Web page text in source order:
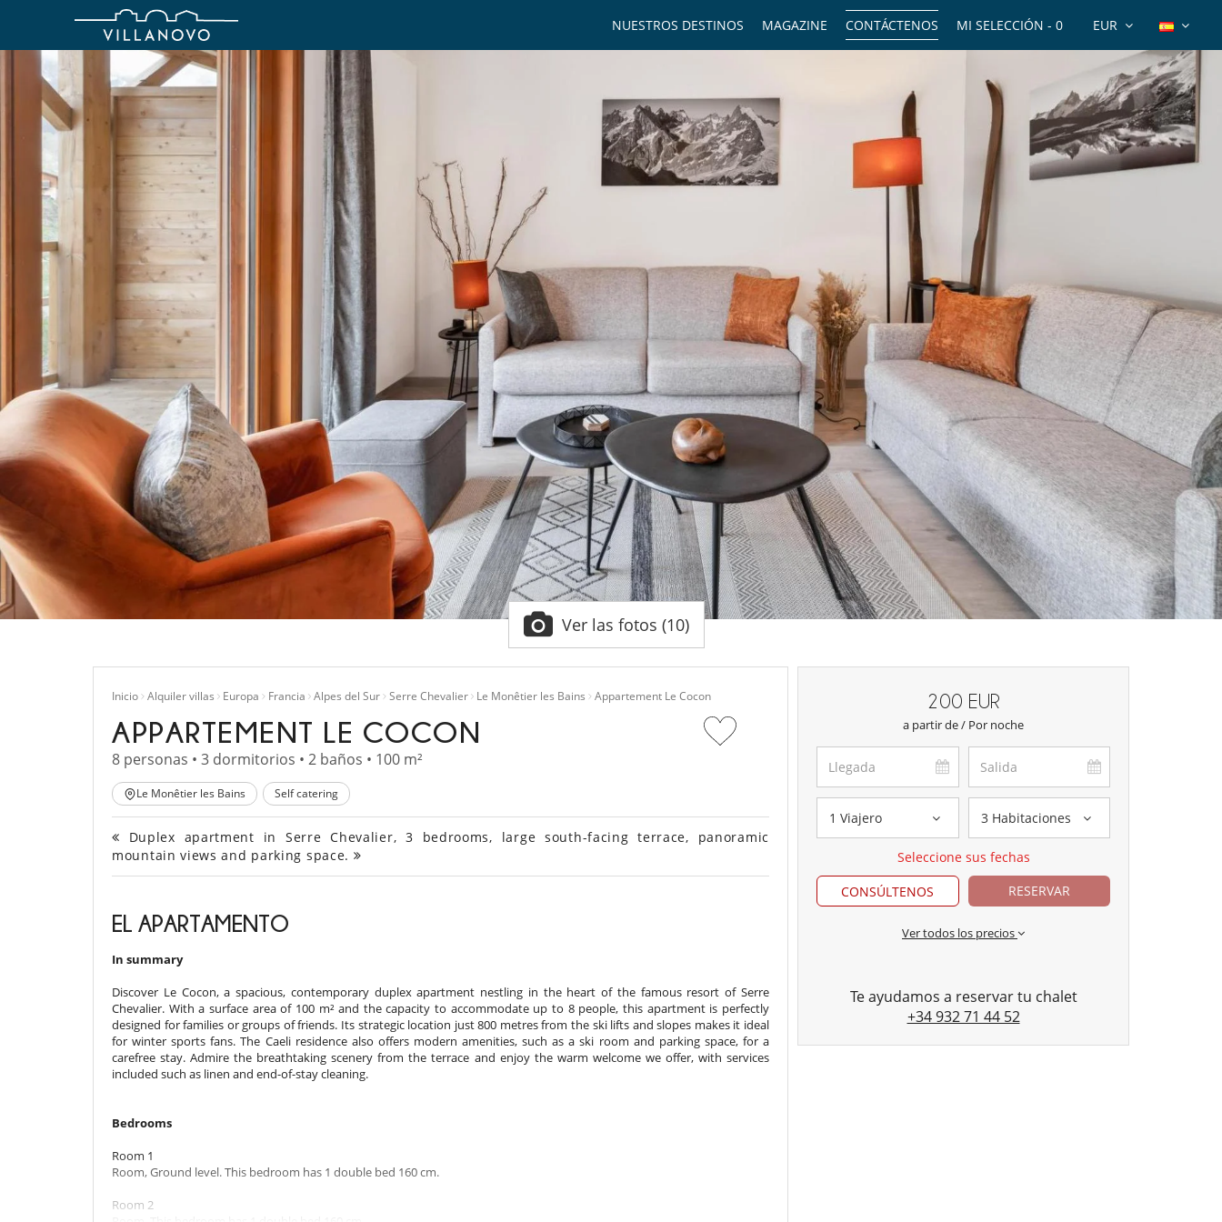
EUR
MI SELECCIÓN - 0
CONTÁCTENOS
MAGAZINE
NUESTROS DESTINOS
Ver las fotos (10)
Inicio Alquiler villas Europa Francia Alpes del Sur Serre Chevalier Le Monêtier les Bains Appartement Le Cocon
APPARTEMENT LE COCON
8 personas • 3 dormitorios • 2 baños • 100 m²
Le Monêtier les Bains Self catering
Duplex apartment in Serre Chevalier, 3 bedrooms, large south-facing terrace, panoramic
mountain views and parking space.
EL APARTAMENTO
In summary
Discover Le Cocon, a spacious, contemporary duplex apartment nestling in the heart of the famous resort of Serre
Chevalier. With a surface area of 100 m² and the capacity to accommodate up to 8 people, this apartment is perfectly
designed for families or groups of friends. Its strategic location just 800 metres from the ski lifts and slopes makes it ideal
for winter sports fans. The Caeli residence also offers modern amenities, such as a ski room and parking space, for a
carefree stay. Admire the breathtaking scenery from the terrace and enjoy the warm welcome we offer, with services
included such as linen and end-of-stay cleaning.
Bedrooms
Room 1
Room, Ground level. This bedroom has 1 double bed 160 cm.
Room 2
200 EUR
a partir de / Por noche
1 Viajero 3 Habitaciones
Seleccione sus fechas
CONSÚLTENOS
RESERVAR
Ver todos los precios
Te ayudamos a reservar tu chalet
+34 932 71 44 52